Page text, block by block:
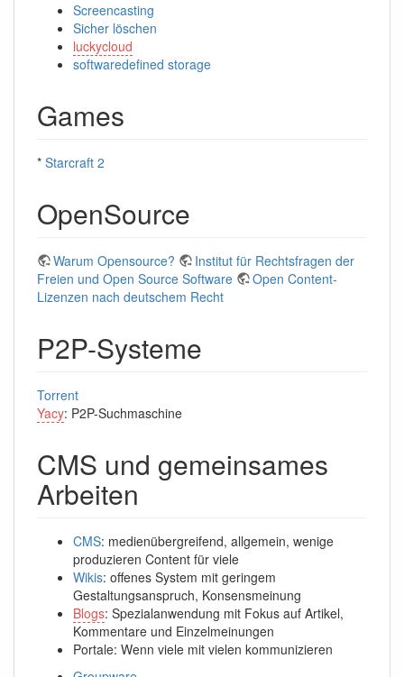
Screencasting
Sicher löschen
luckycloud
softwaredefined storage
Games
* Starcraft 2
OpenSource
Warum Opensource?
Institut für Rechtsfragen der
Freien und Open Source Software
Open Content-
Lizenzen nach deutschem Recht
P2P-Systeme
Torrent
Yacy: P2P-Suchmaschine
CMS und gemeinsames
Arbeiten
CMS: medienübergreifend, allgemein, wenige
produzieren Content für viele
Wikis: offenes System mit geringem
Gestaltungsanspruch, Konsensmeinung
Blogs: Spezialanwendung mit Fokus auf Artikel,
Kommentare und Einzelmeinungen
Portale: Wenn viele mit vielen kommunizieren